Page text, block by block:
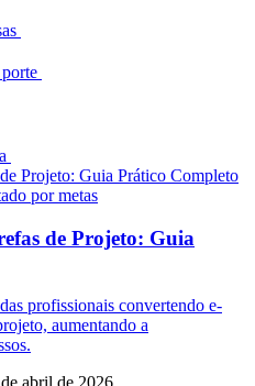
por metas
de Projeto: Guia
profissionais convertendo e-
aumentando a
abril de 2026